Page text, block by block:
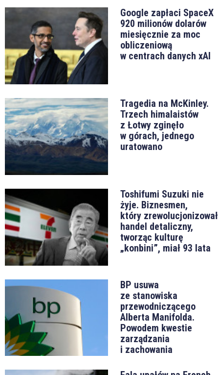
Google zapłaci SpaceX
920 milionów dolarów
miesięcznie za moc
obliczeniową
w centrach danych xAI
Tragedia na McKinley.
Trzech himalaistów
z Łotwy zginęło
w górach, jednego
uratowano
Toshifumi Suzuki nie
żyje. Biznesmen,
który zrewolucjonizował
handel detaliczny,
tworząc kulturę
„konbini”, miał 93 lata
BP usuwa
ze stanowiska
przewodniczącego
Alberta Manifolda.
Powodem kwestie
zarządzania
i zachowania